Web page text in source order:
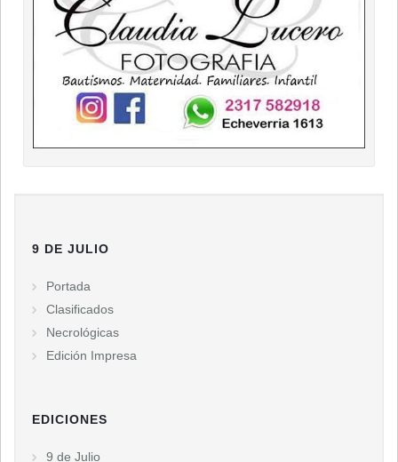
9 DE JULIO
Portada
Clasificados
Necrológicas
Edición Impresa
EDICIONES
9 de Julio